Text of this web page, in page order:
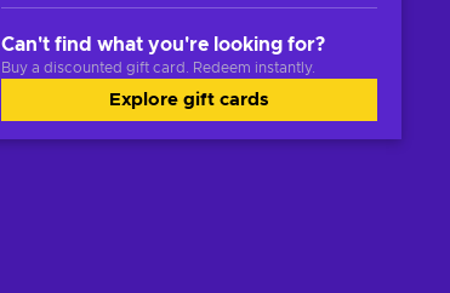
Can't find what you're looking for?
Buy a discounted gift card. Redeem instantly.
Explore gift cards